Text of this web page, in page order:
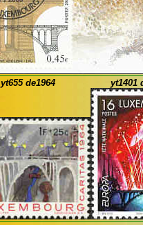
yt655 de1964 yt1401